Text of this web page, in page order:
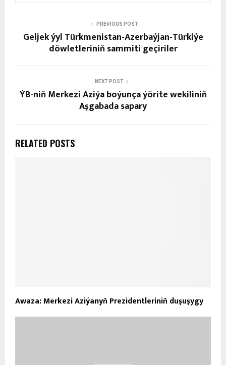
PREVIOUS POST
Geljek ýyl Türkmenistan-Azerbaýjan-Türkiýe
döwletleriniň sammiti geçiriler
NEXT POST
ÝB-niň Merkezi Aziýa boýunça ýörite wekiliniň
Aşgabada sapary
RELATED POSTS
Awaza: Merkezi Aziýanyň Prezidentleriniň duşuşygy